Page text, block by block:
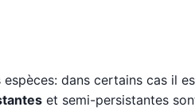
dans certains cas il
et semi-persistantes